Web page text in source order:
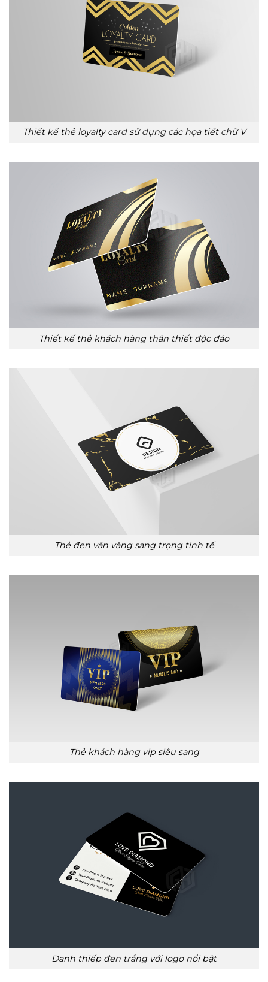
Thiết kế thẻ loyalty card sử dụng các họa tiết chữ V
Thiết kế thẻ khách hàng thân thiết độc đáo
Thẻ đen vân vàng sang trọng tinh tế
Thẻ khách hàng vip siêu sang
Danh thiếp đen trắng với logo nổi bật